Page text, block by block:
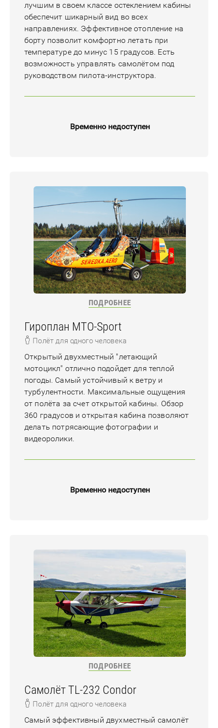
лучшим в своем классе остеклением кабины
обеспечит шикарный вид во всех
направлениях. Эффективное отопление на
борту позволит комфортно летать при
температуре до минус 15 градусов. Есть
возможность управлять самолётом под
руководством пилота-инструктора.
Временно недоступен
ПОДРОБНЕЕ
Гироплан МТО-Sport
Полёт для одного человека
Открытый двухместный "летающий
мотоцикл" отлично подойдет для теплой
погоды. Самый устойчивый к ветру и
турбулентности. Максимальные ощущения
от полёта за счет открытой кабины. Обзор
360 градусов и открытая кабина позволяют
делать потрясающие фотографии и
видеоролики.
Временно недоступен
ПОДРОБНЕЕ
Самолёт TL-232 Condor
Полёт для одного человека
Самый эффективный двухместный самолёт